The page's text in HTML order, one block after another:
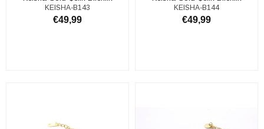
KEISHA-B143
€49,99
KEISHA-B144
€49,99